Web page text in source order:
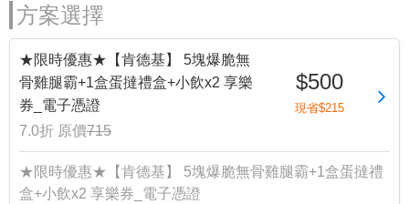
方案選擇
★限時優惠★【肯德基】 5塊爆脆無
骨雞腿霸+1盒蛋撻禮盒+小飲x2 享樂
券_電子憑證
7.0折 原價715
$500
現省$215
★限時優惠★【肯德基】 5塊爆脆無骨雞腿霸+1盒蛋撻禮
盒+小飲x2 享樂券_電子憑證